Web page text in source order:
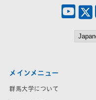
メインメニュー
群馬大学について